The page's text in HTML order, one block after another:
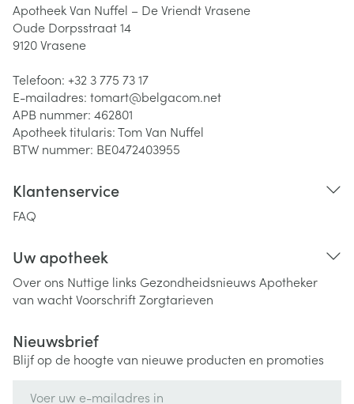
Apotheek Van Nuffel – De Vriendt Vrasene
Oude Dorpsstraat 14
9120Vrasene
Telefoon: +32 3 775 73 17
E-mailadres: tomart@belgacom.net
APB nummer: 462801
Apotheek titularis:Tom Van Nuffel
BTW nummer: BE0472403955
Klantenservice
FAQ
Uw apotheek
Over ons Nuttige links Gezondheidsnieuws Apotheker
van wachtVoorschriftZorgtarieven
Nieuwsbrief
Blijf op de hoogte van nieuwe producten en promoties